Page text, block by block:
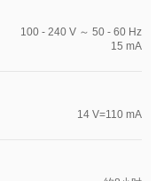
100 - 240 V ～ 50 - 60 Hz
15 mA
14 V=110 mA